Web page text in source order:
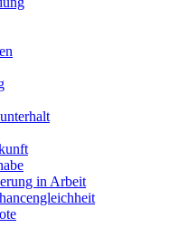
in Arbeit